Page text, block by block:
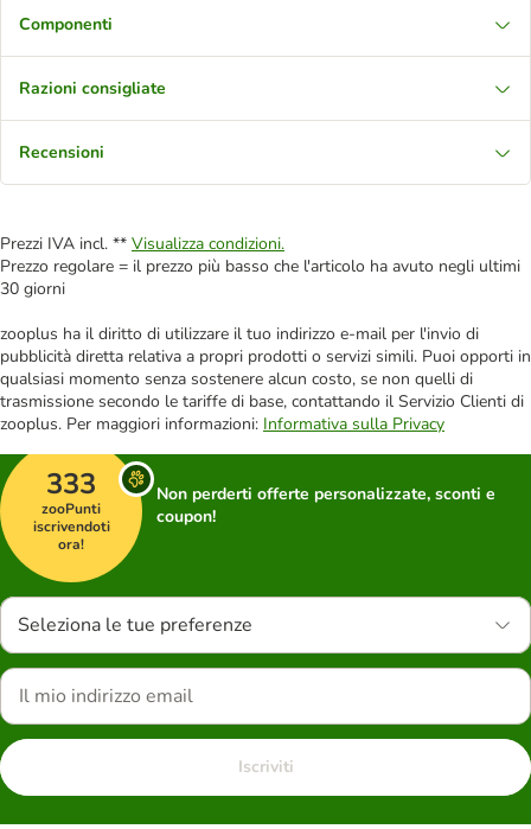
Componenti
Razioni consigliate
Recensioni
Prezzi IVA incl. ** Visualizza condizioni.
Prezzo regolare = il prezzo più basso che l'articolo ha avuto negli ultimi
30 giorni
zooplus ha il diritto di utilizzare il tuo indirizzo e-mail per l'invio di
pubblicità diretta relativa a propri prodotti o servizi simili. Puoi opporti in
qualsiasi momento senza sostenere alcun costo, se non quelli di
trasmissione secondo le tariffe di base, contattando il Servizio Clienti di
zooplus. Per maggiori informazioni: Informativa sulla Privacy
333
zooPunti
iscrivendoti
ora!
Non perderti offerte personalizzate, sconti e
coupon!
Seleziona le tue preferenze
Iscriviti